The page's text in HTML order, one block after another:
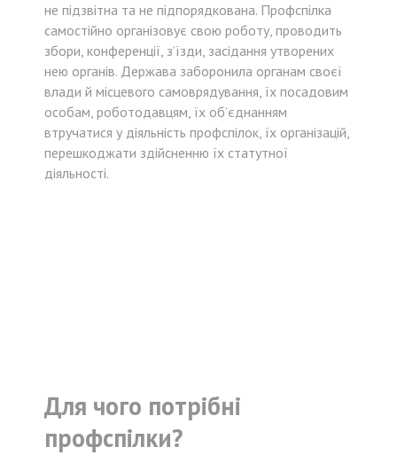
не підзвітна та не підпорядкована. Профспілка
самостійно організовує свою роботу, проводить
збори, конференції, з’їзди, засідання утворених
нею органів. Держава заборонила органам своєї
влади й місцевого самоврядування, їх посадовим
особам, роботодавцям, їх об’єднанням
втручатися у діяльність профспілок, їх організацій,
перешкоджати здійсненню їх статутної
діяльності.
Для чого потрібні
профспілки?